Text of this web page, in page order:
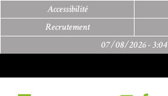
Accessibilité
Recrutement
07/08/2026 -3:04